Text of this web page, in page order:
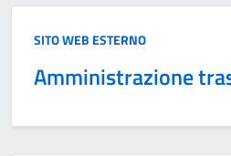
Categoria:
SITO WEB ESTERNO
Amministrazione